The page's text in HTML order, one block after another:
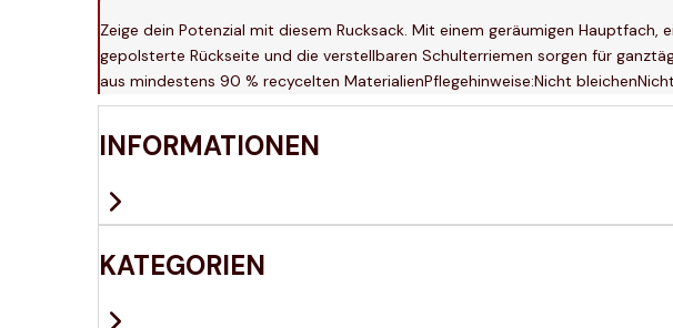
Zeige dein Potenzial mit diesem Rucksack. Mit einem geräumigen Hauptfach,
gepolsterte Rückseite und die verstellbaren Schulterriemen sorgen für
aus mindestens 90 % recycelten MaterialienPflegehinweise:Nicht
INFORMATIONEN
KATEGORIEN